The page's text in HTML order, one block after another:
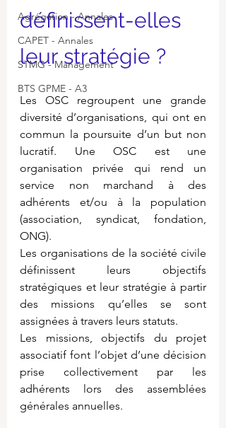
Agrégation - Annales
CAPET - Annales
STMG - Management
BTS GPME - A3
définissent-elles
leur stratégie ?
Les OSC regroupent une grande
diversité d’organisations, qui ont en
commun la poursuite d’un but non
lucratif. Une OSC est une
organisation privée qui rend un
service non marchand à des
adhérents et/ou à la population
(association, syndicat, fondation,
ONG).
Les organisations de la société civile
définissent leurs objectifs
stratégiques et leur stratégie à partir
des missions qu’elles se sont
assignées à travers leurs statuts.
Les missions, objectifs du projet
associatif font l’objet d’une décision
prise collectivement par les
adhérents lors des assemblées
générales annuelles.